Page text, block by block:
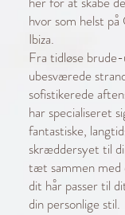
hvor som helst
Ibiza.
Fra tidløse
ubesværede
sofistikerede
har specialiseret
fantastiske,
skræddersyet til
tæt sammen med
dit hår passer til
din personlige stil.